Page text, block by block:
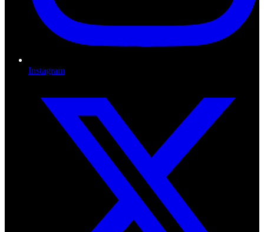
Instagram